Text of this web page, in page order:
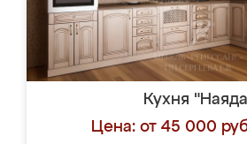
Кухня
Цена: от 45 000